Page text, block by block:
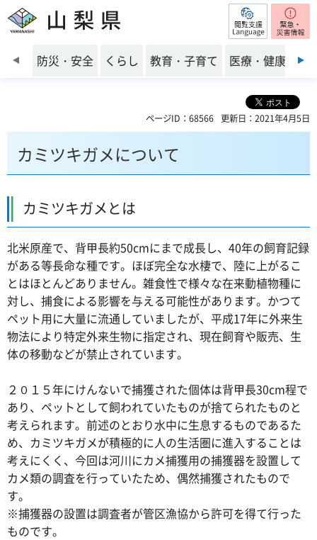
山梨県 閲覧支援
前のスライドを表示
防災・安全 くらし 教育・子育て 医療・健康・福
ページID：68566 更新日：2021年4月5日
カミツキガメについて
カミツキガメとは
北米原産で、背甲長約50cmにまで成長し、40年の飼育記録
がある等長命な種です。ほぼ完全な水棲で、陸に上がるこ
とはほとんどありません。雑食性で様々な在来動植物種に
対し、捕食による影響を与える可能性があります。かつて
ペット用に大量に流通していましたが、平成17年に外来生
物法により特定外来生物に指定され、現在飼育や販売、生
体の移動などが禁止されています。
２０１５年にけんないで捕獲された個体は背甲長30cm程で
あり、ペットとして飼われていたものが捨てられたものと
考えられます。前述のとおり水中に生息するものであるた
め、カミツキガメが積極的に人の生活圏に進入することは
考えにくく、今回は河川にカメ捕獲用の捕獲器を設置して
カメ類の調査を行っていたため、偶然捕獲されたもので
す。
※捕獲器の設置は調査者が管区漁協から許可を得て行った
ものです。